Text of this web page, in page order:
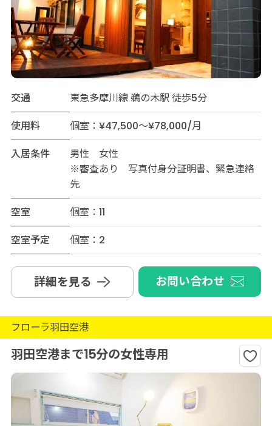
交通
東急多摩川線 鵜の木駅 徒歩5分
使用料
個室：¥47,500～¥78,000/月
入居条件
男性 女性
※審査あり 写真付身分証明書、緊急連絡
先
空室
個室：11
空室予定
個室：2
詳細を見る お問い合わせ
フローラ羽田空港
羽田空港まで15分の女性専用